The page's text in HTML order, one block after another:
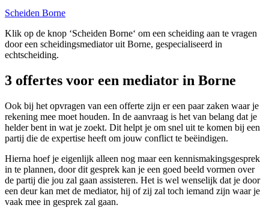
Scheiden Borne
Klik op de knop ‘Scheiden Borne‘ om een scheiding aan te vragen
door een scheidingsmediator uit Borne, gespecialiseerd in
echtscheiding.
3 offertes voor een mediator in Borne
Ook bij het opvragen van een offerte zijn er een paar zaken waar je
rekening mee moet houden. In de aanvraag is het van belang dat je
helder bent in wat je zoekt. Dit helpt je om snel uit te komen bij een
partij die de expertise heeft om jouw conflict te beëindigen.
Hierna hoef je eigenlijk alleen nog maar een kennismakingsgesprek
in te plannen, door dit gesprek kan je een goed beeld vormen over
de partij die jou zal gaan assisteren. Het is wel wenselijk dat je door
een deur kan met de mediator, hij of zij zal toch iemand zijn waar je
vaak mee in gesprek zal gaan.